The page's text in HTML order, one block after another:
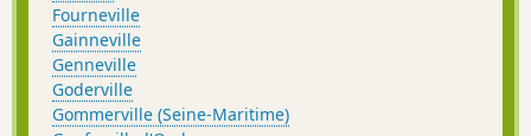
Fourneville
Gainneville
Genneville
Goderville
Gommerville (Seine-Maritime)